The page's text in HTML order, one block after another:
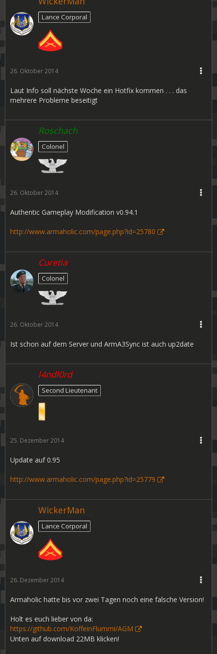
Lance Corporal
26. Oktober 2014
Laut Info soll nächste Woche ein Hotfix kommen . . . das
mehrere Probleme beseitigt
Roschach
Colonel
26. Oktober 2014
Authentic Gameplay Modification v0.94.1
http://www.armaholic.com/page.php?id=25780
Curetia
Colonel
26. Oktober 2014
Ist schon auf dem Server und ArmA3Sync ist auch up2date
l4ndl0rd
Second Lieutenant
25. Dezember 2014
Update auf 0.95
http://www.armaholic.com/page.php?id=25779
WickerMan
Lance Corporal
26. Dezember 2014
Armaholic hatte bis vor zwei Tagen noch eine falsche Version!
Holt es euch lieber von da:
https://github.com/KoffeinFlummi/AGM
Unten auf download 22MB klicken!